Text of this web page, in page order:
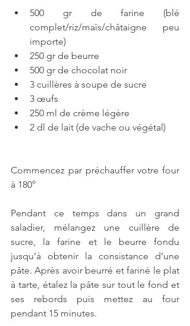
500 gr de farine (blé
complet/riz/maïs/châtaigne peu
importe)
250 gr de beurre
500 gr de chocolat noir
3 cuillères à soupe de sucre
3 œufs
250 ml de crème légère
2 dl de lait (de vache ou végétal)
Commencez par préchauffer votre four
à 180°
Pendant ce temps dans un grand
saladier, mélangez une cuillère de
sucre, la farine et le beurre fondu
jusqu’à obtenir la consistance d’une
pâte. Après avoir beurré et fariné le plat
à tarte, étalez la pâte sur tout le fond et
ses rebords puis mettez au four
pendant 15 minutes.